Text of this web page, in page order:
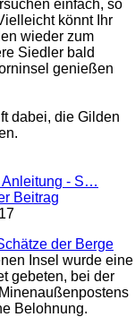
einfach, so
könnt Ihr
wieder zum
Siedler bald
genießen
dabei, die Gilden
Anleitung - S…
Beitrag
der Berge
Insel wurde eine
gebeten, bei der
Belohnung.